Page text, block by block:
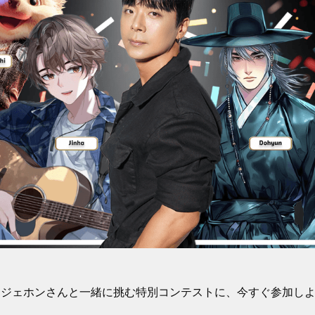
ェホンさんと一緒に挑む特別コンテストに、今すぐ参加し